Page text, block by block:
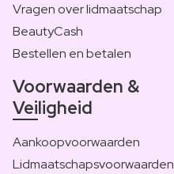
Vragen over lidmaatschap
BeautyCash
Bestellen en betalen
Voorwaarden &
Veiligheid
Aankoopvoorwaarden
Lidmaatschapsvoorwaarden